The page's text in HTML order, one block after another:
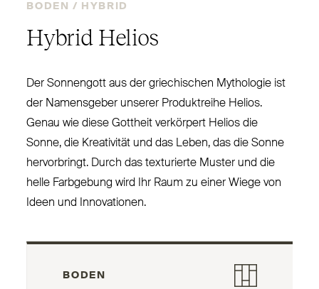
BODEN / HYBRID
Hybrid Helios
Der Son­nengott aus der grie­chischen Mythologie ist
der Namensgeber unserer Pro­duktreihe Helios.
Genau wie diese Gottheit ver­körpert Helios die
Sonne, die Krea­tivität und das Leben, das die Sonne
her­vorbringt. Durch das tex­turierte Muster und die
helle Farbgebung wird Ihr Raum zu einer Wiege von
Ideen und Innovationen.
BODEN